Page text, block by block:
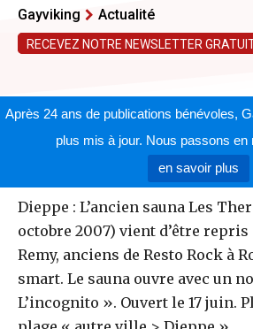
Gayviking Actualité
RECEVEZ NOTRE NEWSLETTER